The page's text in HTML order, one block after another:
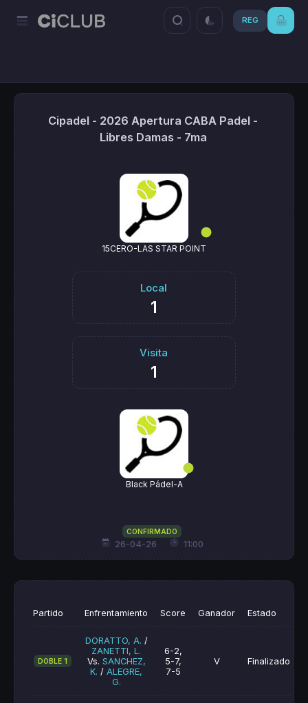
REG
Cipadel - 2026 Apertura CABA Padel -
Libres Damas - 7ma
15CERO-LAS STAR POINT
Local
1
Visita
1
Black Pádel-A
CONFIRMADO
26-04-26 11:00
Partido Enfrentamiento Score Ganador Estado
DOBLE 1
DORATTO, A. /
ZANETTI, L.
Vs. SANCHEZ,
K. / ALEGRE,
G.
6-2,
5-7,
7-5
V Finalizado